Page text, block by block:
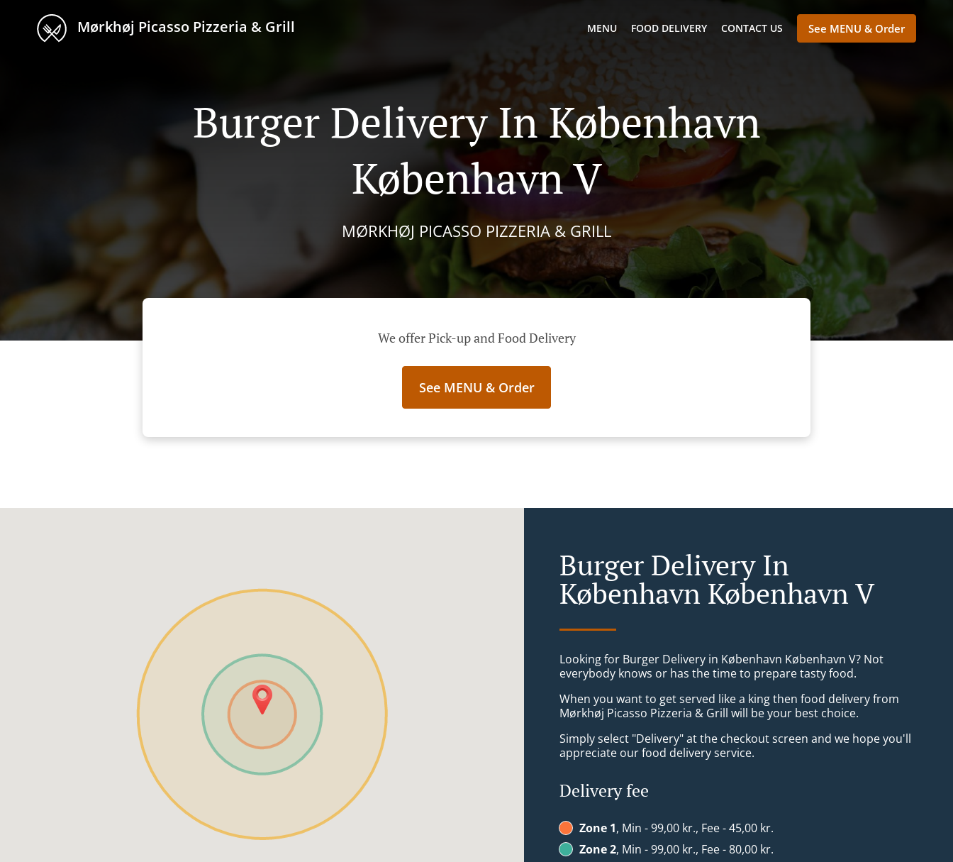
Mørkhøj Picasso Pizzeria & Grill MENU FOOD DELIVERY CONTACT US See MENU & Order
Burger Delivery In København
København V
MØRKHØJ PICASSO PIZZERIA & GRILL
We offer Pick-up and Food Delivery
See MENU & Order
Burger Delivery In
København København V
Looking for Burger Delivery in København København V? Not
everybody knows or has the time to prepare tasty food.
When you want to get served like a king then food delivery from
Mørkhøj Picasso Pizzeria & Grill will be your best choice.
Simply select "Delivery" at the checkout screen and we hope you'll
appreciate our food delivery service.
Delivery fee
Zone 1, Min - 99,00 kr., Fee - 45,00 kr.
Zone 2, Min - 99,00 kr., Fee - 80,00 kr.